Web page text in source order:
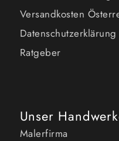
Versandkosten
Datenschutzerklärung
Ratgeber
Unser
Malerfirma